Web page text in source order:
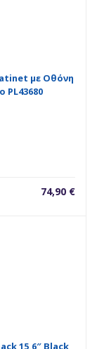
με Οθόνη
PL43680
74,90 €
15,6″ Black